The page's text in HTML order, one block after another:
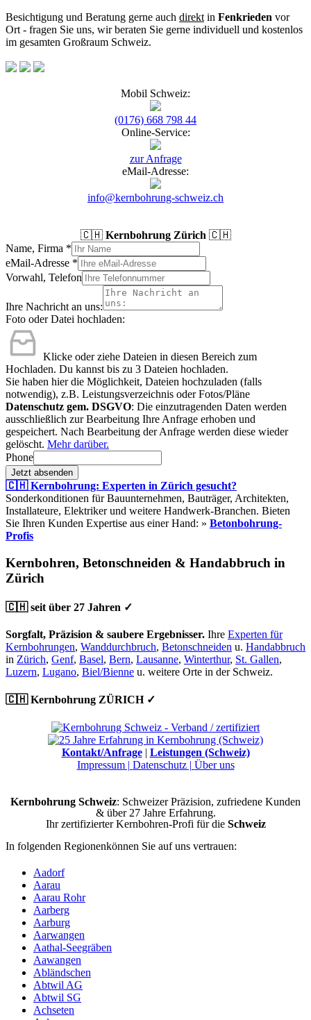
Besichtigung und Beratung gerne auch direkt in Fenkrieden vor
Ort - fragen Sie uns, wir beraten Sie gerne individuell und kostenlos
im gesamten Großraum Schweiz.
Mobil Schweiz:
(0176) 668 798 44
Online-Service:
zur Anfrage
eMail-Adresse:
info@kernbohrung-schweiz.ch
🇨🇭 Kernbohrung Zürich 🇨🇭
Name, Firma *
eMail-Adresse *
Vorwahl, Telefon
Ihre Nachricht an uns:
Foto oder Datei hochladen:
Klicke oder ziehe Dateien in diesen Bereich zum
Hochladen. Du kannst bis zu 3 Dateien hochladen.
Sie haben hier die Möglichkeit, Dateien hochzuladen (falls
notwendig), z.B. Leistungsverzeichnis oder Fotos/Pläne
Datenschutz gem. DSGVO: Die einzutragenden Daten werden
ausschließlich zur Bearbeitung Ihre Anfrage erhoben und
gespeichert. Nach Bearbeitung der Anfrage werden diese wieder
gelöscht. Mehr darüber.
Phone
Jetzt absenden
🇨🇭 Kernbohrung: Experten in Zürich gesucht?
Sonderkonditionen für Bauunternehmen, Bauträger, Architekten,
Installateure, Elektriker und weitere Handwerk-Branchen. Bieten
Sie Ihren Kunden Expertise aus einer Hand: » Betonbohrung-
Profis
Kernbohren, Betonschneiden & Handabbruch in
Zürich
🇨🇭 seit über 27 Jahren ✓
Sorgfalt, Präzision & saubere Ergebnisser. Ihre Experten für
Kernbohrungen, Wanddurchbruch, Betonschneiden u. Handabbruch
in Zürich, Genf, Basel, Bern, Lausanne, Winterthur, St. Gallen,
Luzern, Lugano, Biel/Bienne u. weitere Orte in der Schweiz.
🇨🇭 Kernbohrung ZÜRICH ✓
Kontakt/Anfrage| Leistungen (Schweiz)
Impressum | Datenschutz | Über uns
Kernbohrung Schweiz: Schweizer Präzision, zufriedene Kunden
& über 27 Jahre Erfahrung.
Ihr zertifizierter Kernbohren-Profi für die Schweiz
In folgenden Regionenkönnen Sie auf uns vertrauen:
Aadorf
Aarau
Aarau Rohr
Aarberg
Aarburg
Aarwangen
Aathal-Seegräben
Aawangen
Abländschen
Abtwil AG
Abtwil SG
Achseten